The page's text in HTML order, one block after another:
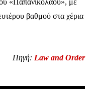
βαθμού στα χέρια
Πηγή: Law and Order